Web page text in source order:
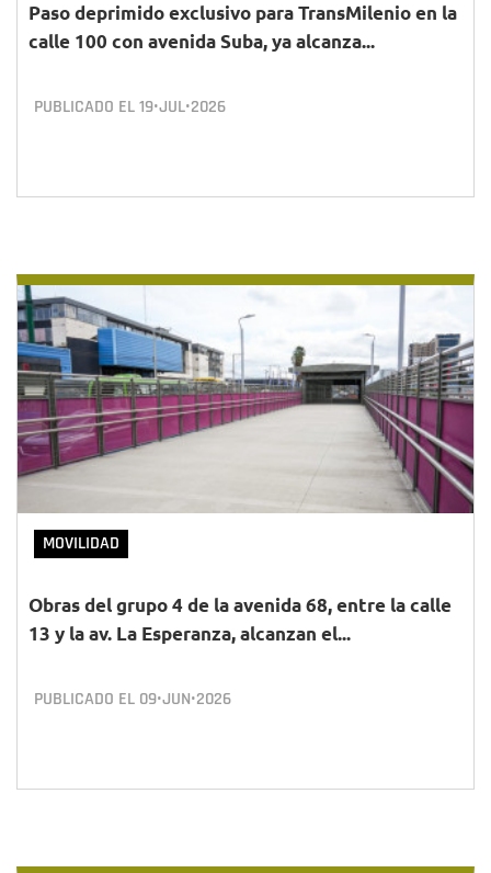
Paso deprimido exclusivo para TransMilenio en la
calle 100 con avenida Suba, ya alcanza...
PUBLICADO EL19•JUL•2026
MOVILIDAD
Obras del grupo 4 de la avenida 68, entre la calle
13 y la av. La Esperanza, alcanzan el...
PUBLICADO EL 09•JUN•2026